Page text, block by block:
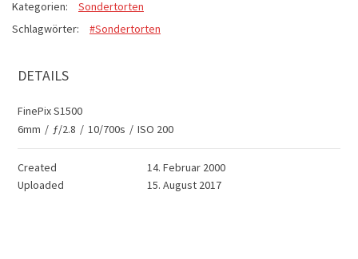
Kategorien:
Sondertorten
Schlagwörter:
#Sondertorten
DETAILS
FinePix S1500
6mm / ƒ/2.8 / 10/700s / ISO 200
Created
14. Februar 2000
Uploaded
15. August 2017